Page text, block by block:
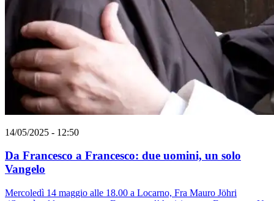
14/05/2025 - 12:50
Da Francesco a Francesco: due uomini, un solo
Vangelo
Mercoledì 14 maggio alle 18.00 a Locarno, Fra Mauro Jöhri